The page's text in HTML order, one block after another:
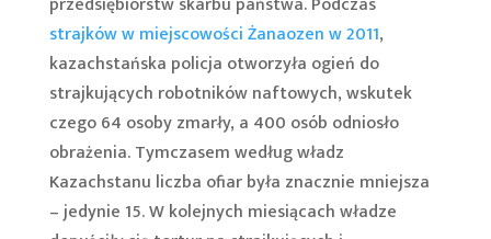
strajków w miejscowości Żanaozen w 2011,
kazachstańska policja otworzyła ogień do
strajkujących robotników naftowych, wskutek
czego 64 osoby zmarły, a 400 osób odniosło
obrażenia. Tymczasem według władz
Kazachstanu liczba ofiar była znacznie mniejsza
– jedynie 15. W kolejnych miesiącach władze